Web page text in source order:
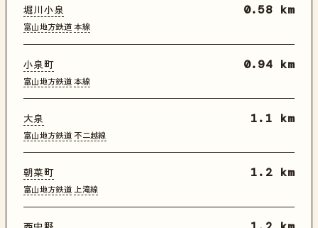
堀川小泉
富山地方鉄道 本線
0.58 km
小泉町
富山地方鉄道 本線
0.94 km
大泉
富山地方鉄道 不二越線
1.1 km
朝菜町
富山地方鉄道 上滝線
1.2 km